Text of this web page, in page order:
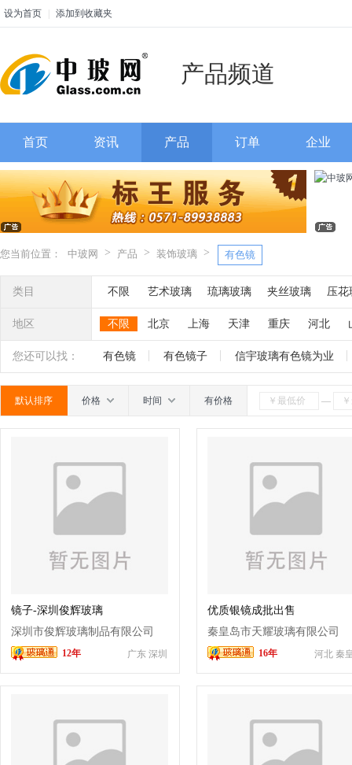
设为首页 添加到收藏夹
产品频道
首页 资讯 产品 订单 企业
您当前位置： 中玻网 > 产品 > 装饰玻璃 > 有色镜
类目 不限 艺术玻璃 琉璃玻璃 夹丝玻璃 压花
彩晶玻璃 聚晶玻璃 喷砂玻璃 烤花玻璃
玻璃 玻璃隔断 玉砂玻璃 有色镜 玻璃拼镜
地区 不限 北京 上海 天津 重庆 河北
南 广东 广西 四川 海南 贵州
您还可以找： 有色镜 有色镜子 信宇玻璃有色镜为业
默认排序 价格 时间 有价格 —
镜子-深圳俊辉玻璃
深圳市俊辉玻璃制品有限公司
广东 深圳
12年
优质银镜成批出售
秦皇岛市天耀玻璃有限公司
河北 秦
16年